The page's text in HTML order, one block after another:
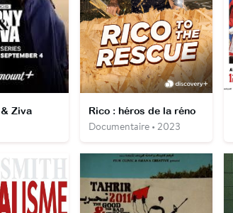
Ziva Rico : héros de la réno
Documentaire • 2023